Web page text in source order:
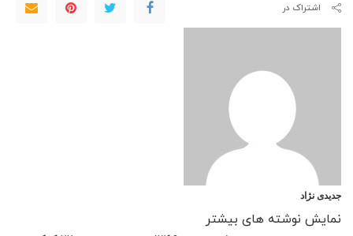
اشتراک در
جدیدی نژاد
نمایش نوشته های بیشتر